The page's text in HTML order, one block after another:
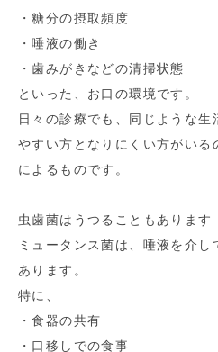
・糖分の摂取頻度
・唾液の働き
・歯みがきなどの清掃状態
といった、お口の環境です。
日々の診療でも、同じような生
やすい方となりにくい方がいる
によるものです。
虫歯菌はうつることもあります
ミュータンス菌は、唾液を介
あります。
特に、
・食器の共有
・口移しでの食事